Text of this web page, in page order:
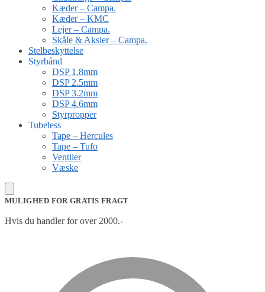
Kæder – Campa.
Kæder – KMC
Lejer – Campa.
Skåle & Aksler – Campa.
Stelbeskyttelse
Styrbånd
DSP 1.8mm
DSP 2.5mm
DSP 3.2mm
DSP 4.6mm
Styrpropper
Tubeless
Tape – Hercules
Tape – Tufo
Ventiler
Væske
MULIGHED FOR GRATIS FRAGT
Hvis du handler for over 2000.-